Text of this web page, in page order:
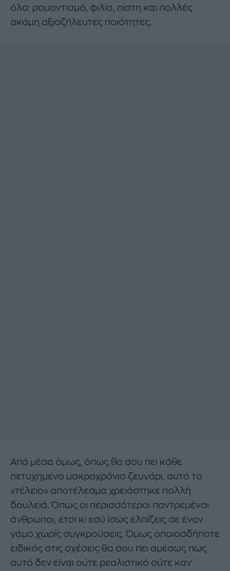
όλα: ρομαντισμό, φιλία, πίστη και πολλές
ακόμη αξιοζήλευτες ποιότητες.
Από μέσα όμως, όπως θα σου πει κάθε
πετυχημένο μακροχρόνιο ζευγάρι, αυτό το
«τέλειο» αποτέλεσμα χρειάστηκε πολλή
δουλειά. Όπως οι περισσότεροι παντρεμένοι
άνθρωποι, έτσι κι εσύ ίσως ελπίζεις σε έναν
γάμο χωρίς συγκρούσεις. Όμως οποιοσδήποτε
ειδικός στις σχέσεις θα σου πει αμέσως πως
αυτό δεν είναι ούτε ρεαλιστικό ούτε καν